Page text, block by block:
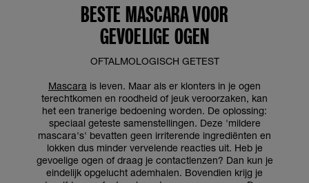
BESTE MASCARA VOOR
GEVOELIGE OGEN
OFTALMOLOGISCH GETEST
Mascara is leven. Maar als er klonters in je ogen
terechtkomen en roodheid of jeuk veroorzaken, kan
het een tranerige bedoening worden. De oplossing:
speciaal geteste samenstellingen. Deze 'mildere
mascara's' bevatten geen irriterende ingrediënten en
lokken dus minder vervelende reacties uit. Heb je
gevoelige ogen of draag je contactlenzen? Dan kun je
eindelijk opgelucht ademhalen. Bovendien krijg je